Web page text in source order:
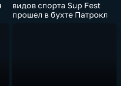
видов спорта Sup Fest
прошел в бухте Патрокл